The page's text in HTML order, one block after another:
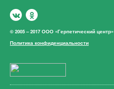
© 2005 – 2017 ООО «Герпетический центр»
Политика конфиденциальности